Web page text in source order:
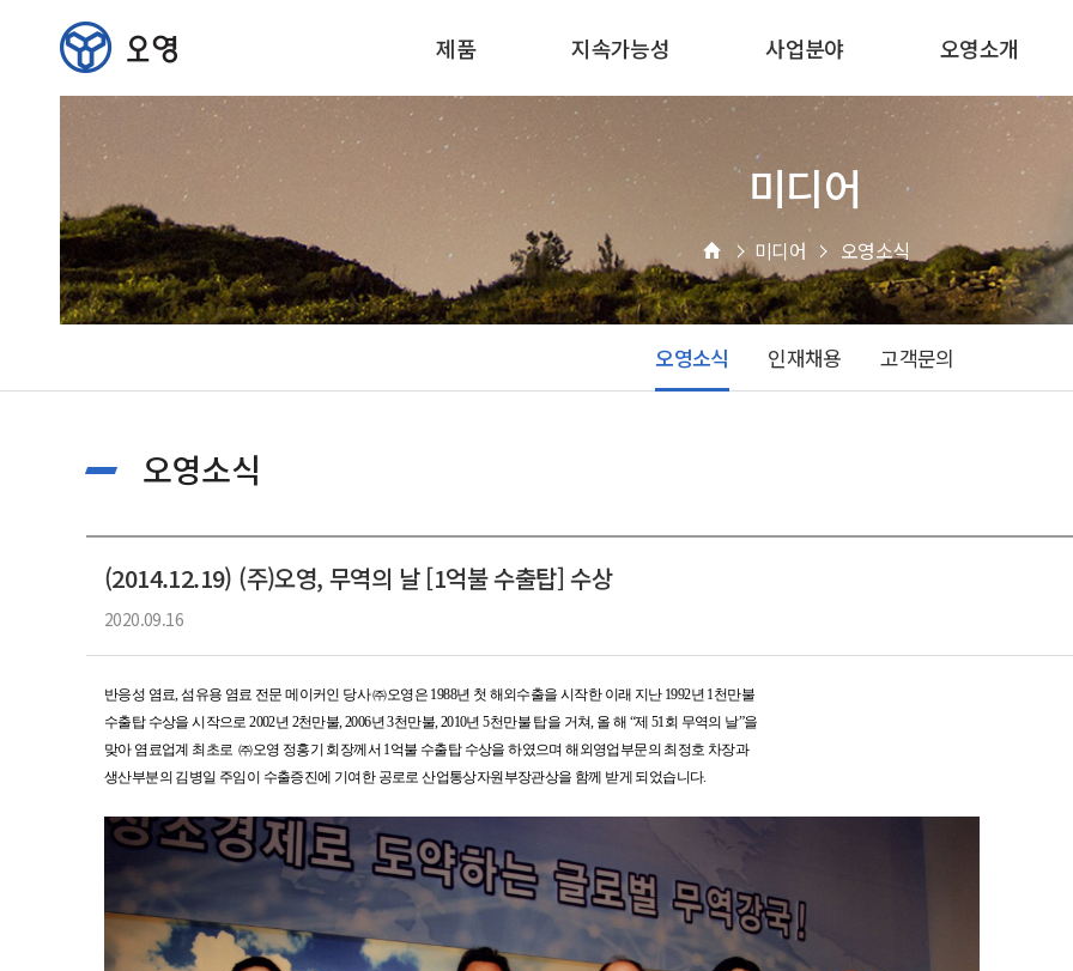
제품 지속가능성 사업분야 오영소개
미디어
미디어 오영소식
오영소식 인재채용 고객문의
오영소식
(2014.12.19) (주)오영, 무역의 날 [1억불 수출탑] 수상
2020.09.16
반응성 염료, 섬유용 염료 전문 메이커인 당사 ㈜오영은 1988년 첫 해외수출을 시작한 이래 지난1992년 1천만불
수출탑 수상을 시작으로 2002년 2천만불, 2006년 3천만불, 2010년 5천만불 탑을 거쳐, 올 해 “제 51회 무역의 날”을
맞아 염료업계 최초로 ㈜오영 정홍기 회장께서 1억불 수출탑 수상을 하였으며해외영업부문의 최정호 차장과
생산부분의 김병일 주임이 수출증진에 기여한 공로로 산업통상자원부장관상을 함께 받게 되었습니다.